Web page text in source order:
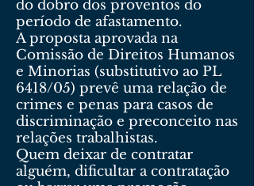
do dobro dos proventos do
período de afastamento.
A proposta aprovada na
Comissão de Direitos Humanos
e Minorias (substitutivo ao PL
6418/05) prevê uma relação de
crimes e penas para casos de
discriminação e preconceito nas
relações trabalhistas.
Quem deixar de contratar
alguém, dificultar a contratação